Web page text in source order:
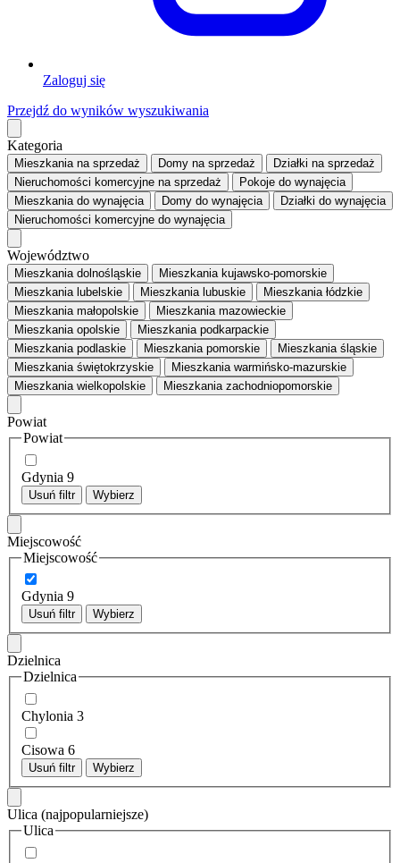
Zaloguj się
Przejdź do wyników wyszukiwania
Kategoria
Mieszkaniana sprzedaż Domy na sprzedaż Działki na sprzedaż
Nieruchomości komercyjne na sprzedaż Pokoje do wynajęcia
Mieszkaniado wynajęcia Domy do wynajęcia Działki do wynajęcia
Nieruchomości komercyjne do wynajęcia
Województwo
Mieszkania dolnośląskie
Mieszkania kujawsko-pomorskie
Mieszkania lubelskie
Mieszkania lubuskie
Mieszkania łódzkie
Mieszkania małopolskie
Mieszkania mazowieckie
Mieszkania opolskie
Mieszkania podkarpackie
Mieszkania podlaskie
Mieszkania pomorskie
Mieszkania śląskie
Mieszkania świętokrzyskie
Mieszkania warmińsko-mazurskie
Mieszkania wielkopolskie
Mieszkania zachodniopomorskie
Powiat
Powiat
Gdynia 9
Usuń filtr Wybierz
Miejscowość
Miejscowość
Gdynia 9
Usuń filtr Wybierz
Dzielnica
Dzielnica
Chylonia 3
Cisowa 6
Usuń filtr Wybierz
Ulica (najpopularniejsze)
Ulica